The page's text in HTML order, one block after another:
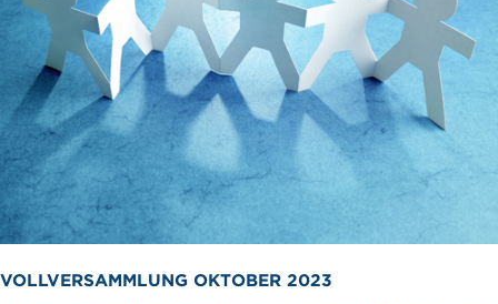
VOLLVERSAMMLUNG OKTOBER 2023